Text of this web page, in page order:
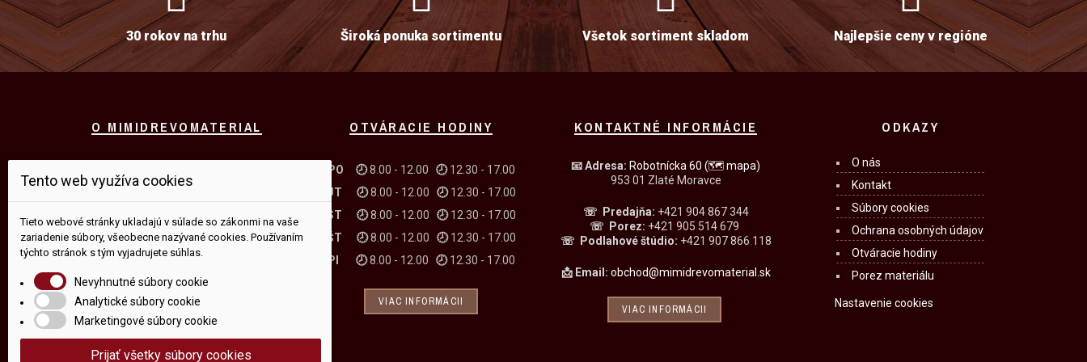
30 rokov na trhu Široká ponuka sortimentu Všetok sortiment skladom Najlepšie ceny v regióne
O MIMIDREVOMATERIAL
PLUS s.r.o.sa píše od roku
1993. Spoločnosť vznikla za
účelom prevádzkovania
podnikateľskej činnosti v oblasti
veľkoplošného drevomateriálu
a nábytkového kovania ...
VIAC INFORMÁCII
OTVÁRACIE HODINY
PO 🕗8.00 - 12.00 🕗12.30 - 17.00
UT
🕗8.00 - 12.00🕗12.30 - 17.00
ST 🕗8.00 - 12.00 🕗12.30 - 17.00
ŠT
🕗8.00 - 12.00 🕗12.30 - 17.00
PI
🕗8.00 - 12.00 🕗12.30 - 17.00
VIAC INFORMÁCII
KONTAKTNÉ INFORMÁCIE
📧Adresa: Robotnícka 60(🗺 mapa)
953 01 Zlaté Moravce
☏ Predajňa: +421 904 867 344
☏
Porez: +421 905 514 679
☏ Podlahové štúdio: +421 907 866 118
📩 Email: obchod@mimidrevomaterial.sk
VIAC INFORMÁCII
ODKAZY
O nás
Kontakt
Súbory cookies
Ochrana osobných údajov
Otváracie hodiny
Porez materiálu
Nastavenie cookies
Tento web využíva cookies
Tieto webové stránky ukladajú v súlade so zákonmi na vaše
zariadenie súbory, všeobecne nazývané cookies. Používaním
týchto stránok s tým vyjadrujete súhlas.
Nevyhnutné súbory cookie
Analytické súbory cookie
Marketingové súbory cookie
Prijať všetky súbory cookies